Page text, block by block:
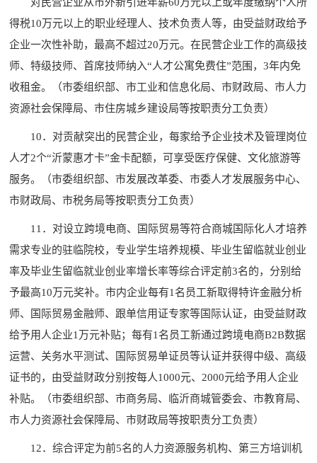
得税10万元以上的职业经理人、技术负责人等，由受益财政给予
企业一次性补助，最高不超过20万元。在民营企业工作的高级技
师、特级技师、首席技师纳入“人才公寓免费住”范围，3年内免
收租金。（市委组织部、市工业和信息化局、市财政局、市人力
资源社会保障局、市住房城乡建设局等按职责分工负责）
10．对贡献突出的民营企业，每家给予企业技术及管理岗位
人才2个“沂蒙惠才卡”金卡配额，可享受医疗保健、文化旅游等
服务。（市委组织部、市发展改革委、市委人才发展服务中心、
市财政局、市税务局等按职责分工负责）
11．对设立跨境电商、国际贸易等符合商城国际化人才培养
需求专业的驻临院校，专业学生培养规模、毕业生留临就业创业
率及毕业生留临就业创业率增长率等综合评定前3名的，分别给
予最高10万元奖补。市内企业每有1名员工新取得特许金融分析
师、国际贸易金融师、跟单信用证专家等国际认证，由受益财政
给予用人企业1万元补贴；每有1名员工新通过跨境电商B2B数据
运营、关务水平测试、国际贸易单证员等认证并获得中级、高级
证书的，由受益财政分别按每人1000元、2000元给予用人企业
补贴。（市委组织部、市商务局、临沂商城管委会、市教育局、
市人力资源社会保障局、市财政局等按职责分工负责）
12．综合评定为前5名的人力资源服务机构、第三方培训机